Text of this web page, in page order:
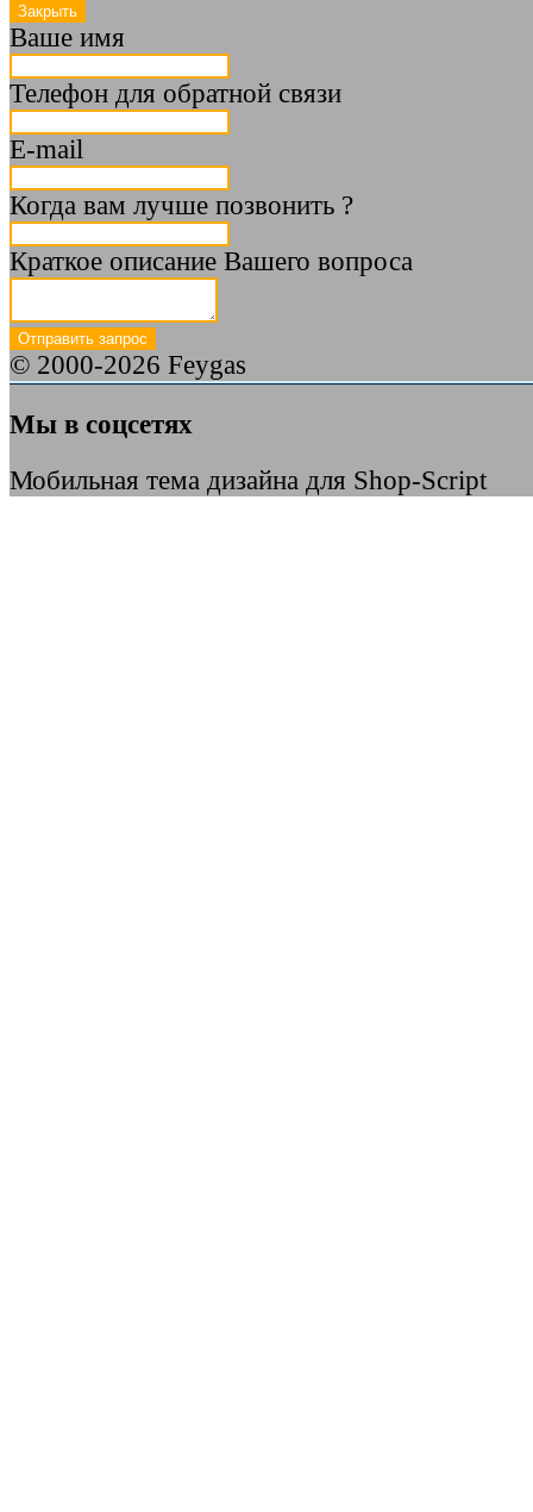
Ваше имя
Телефон для обратной связи
E-mail
Когда вам лучше позвонить ?
Краткое описание Вашего вопроса
© 2000-2026 Feygas
Мы в соцсетях
Мобильная тема дизайна для Shop-Script